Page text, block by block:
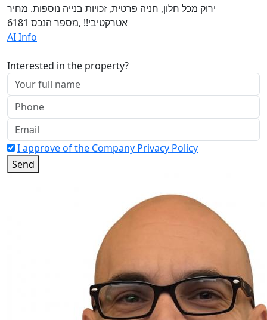
ירוק מכל חלון, חניה פרטית, זכויות בנייה נוספות. מחיר
אטרקטיבי!! ,מספר הנכס 6181
AI Info
Interested in the property?
I approve of the Company Privacy Policy
Send